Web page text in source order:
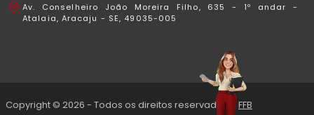
Av. Conselheiro João Moreira Filho, 635 - 1º andar -
Atalaia, Aracaju - SE, 49035-005
Copyright © 2026 - Todos os direitos reservados àFFB